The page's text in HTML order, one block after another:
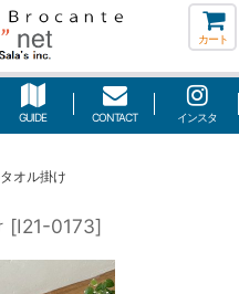
カート
GUIDE CONTACT インスタ
オル掛け
[I21-0173]